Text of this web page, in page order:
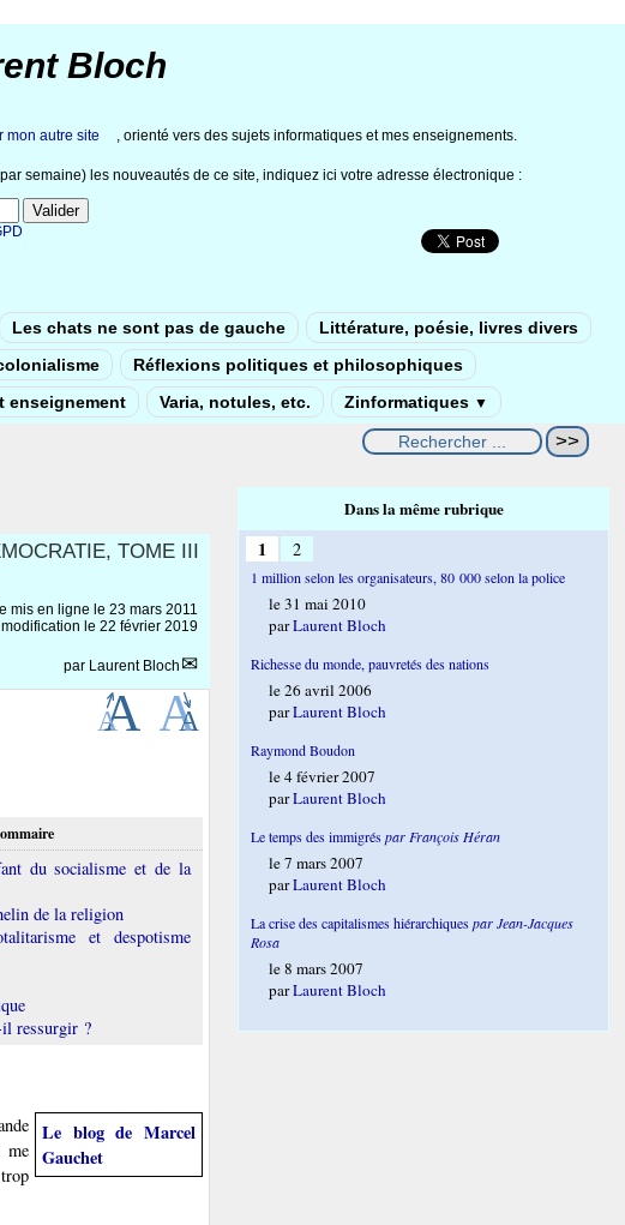
Bloch
mon autre site , orienté vers des sujets informatiques et mes enseignements.
semaine) les nouveautés de ce site, indiquez ici votre adresse électronique :
Les chats ne sont pas de gauche
Littérature, poésie, livres divers
Réflexions politiques et philosophiques
enseignement Varia, notules, etc. Zinformatiques ▼
TOME III
mis en ligne le 23 mars 2011
le 22 février 2019
par Laurent Bloch
du socialisme et de la
de la religion
et despotisme
ressurgir ?
Le blog de Marcel
Gauchet
me
Dans la même rubrique
1 2
1 million selon les organisateurs, 80 000 selon la police
le 31 mai 2010
parLaurent Bloch
Richesse du monde, pauvretés des nations
le 26 avril 2006
parLaurent Bloch
Raymond Boudon
le 4 février 2007
parLaurent Bloch
Le temps des immigréspar François Héran
le 7 mars 2007
parLaurent Bloch
La crise des capitalismes hiérarchiquespar Jean-Jacques
Rosa
le 8 mars 2007
parLaurent Bloch